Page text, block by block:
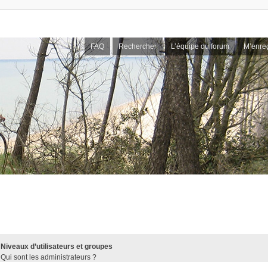
FAQ Rechercher L’équipe du forum
Niveaux d’utilisateurs et groupes
Qui sont les administrateurs ?